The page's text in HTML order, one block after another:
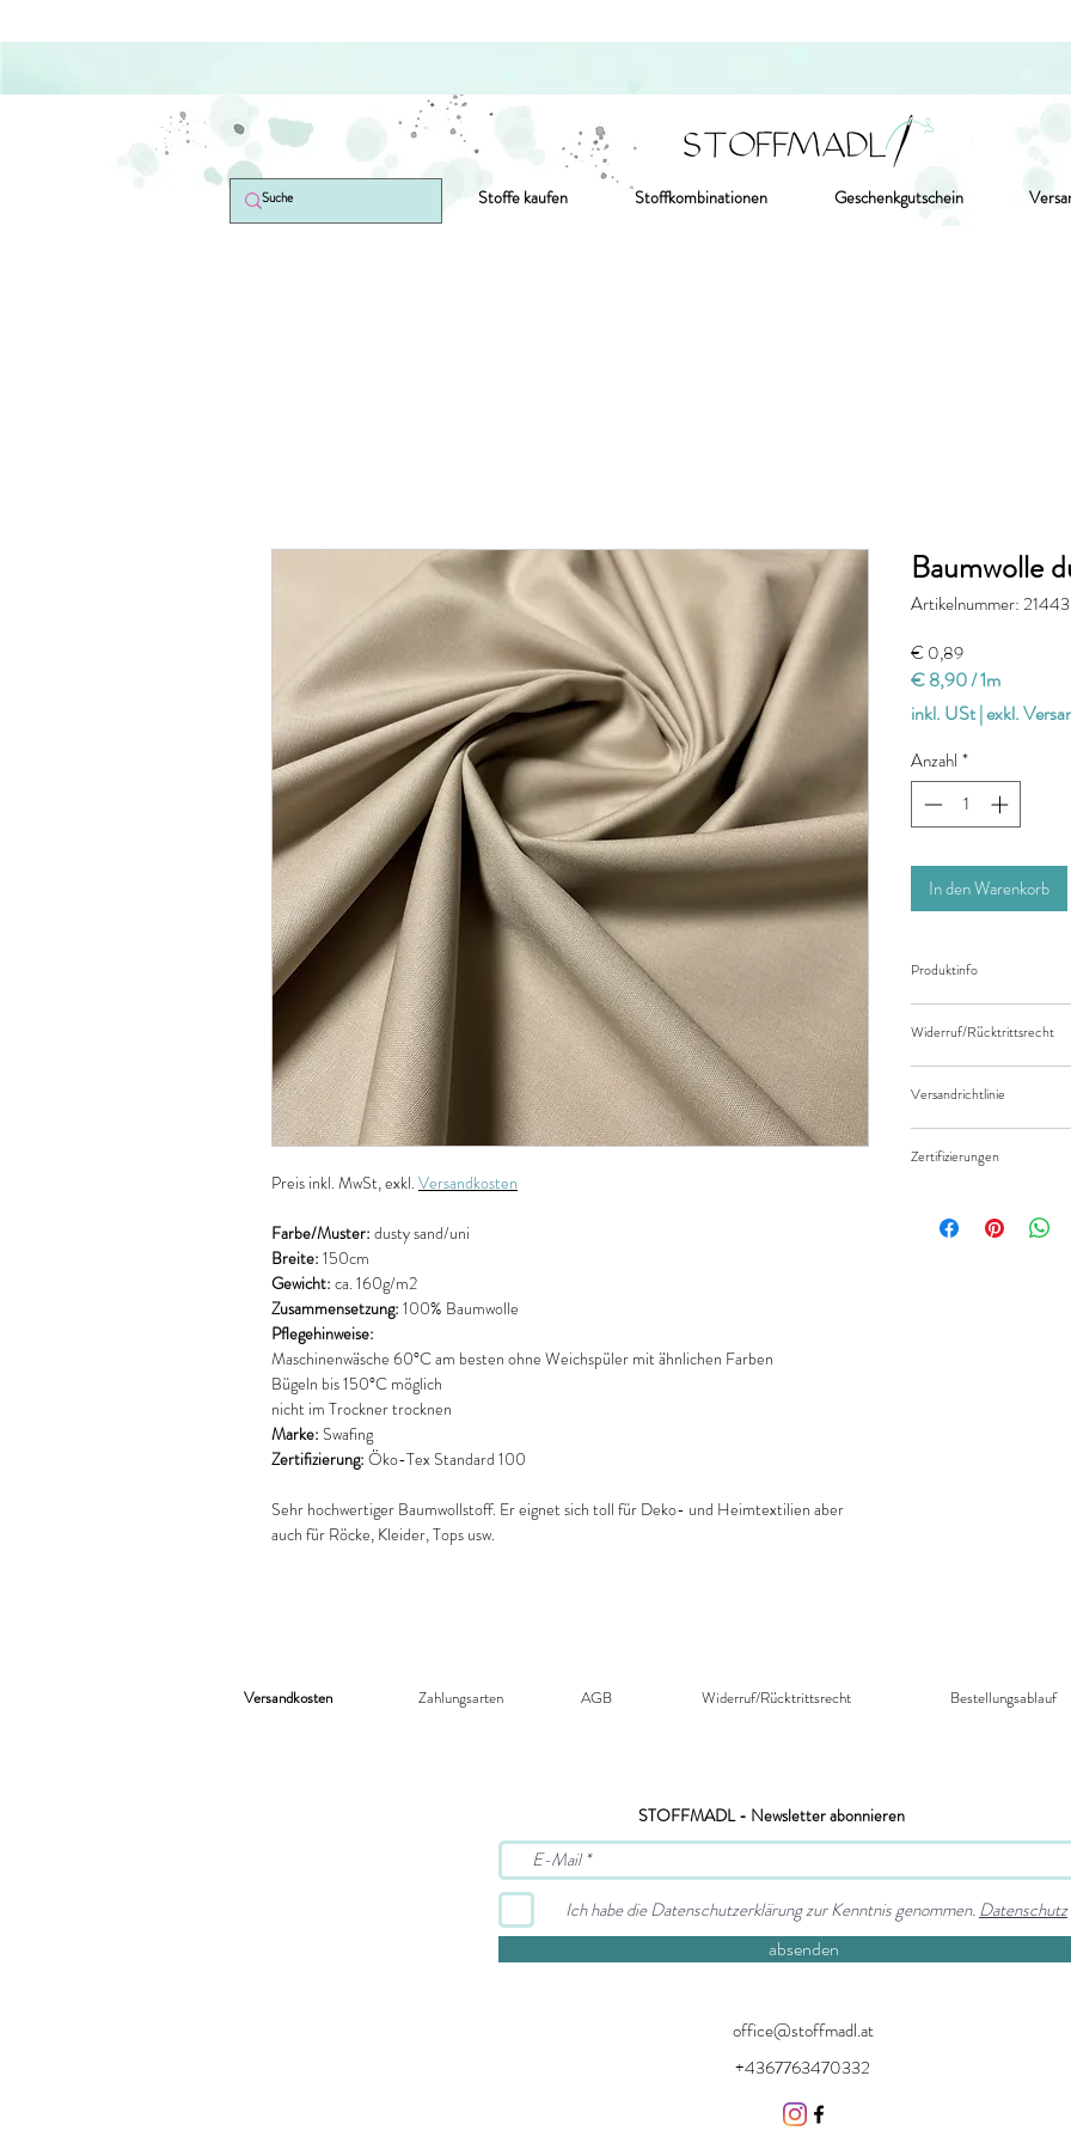
Stoffe kaufen Stoffkombinationen Geschenkgutschein
Preis inkl. MwSt, exkl. Versandkosten
Farbe/Muster: dusty sand/uni
Breite: 150cm
Gewicht: ca. 160g/m2
Zusammensetzung: 100% Baumwolle
Pflegehinweise:
Maschinenwäsche 60°C am besten ohne Weichspüler mit ähnlichen Farben
Bügeln bis 150°C möglich
nicht im Trockner trocknen
Marke: Swafing
Zertifizierung: Öko-Tex Standard 100
Sehr hochwertiger Baumwollstoff. Er eignet sich toll für Deko- und Heimtextilien aber
auch für Röcke, Kleider, Tops usw.
Baumwolle
Artikelnummer: 21443
€ 0,89Preis
€ 8,90/1m
€ 8,90
pro
1
Meter
inkl. USt|exkl.
Anzahl *
In den Warenkorb
Produktinfo
Länge des Stoffes.
Bei einer Bestellung
eingeben.
Widerruf/Rücktrittsrecht
Versandrichtlinie
Zertifizierungen
Versandkosten Zahlungsarten AGB Widerruf/Rücktrittsrecht​ Bestellungsablauf
STOFFMADL - Newsletter abonnieren
Ich habe die Datenschutzerklärung zur Kenntnis genommen.Datenschutz
absenden
office@stoffmadl.at
+4367763470332